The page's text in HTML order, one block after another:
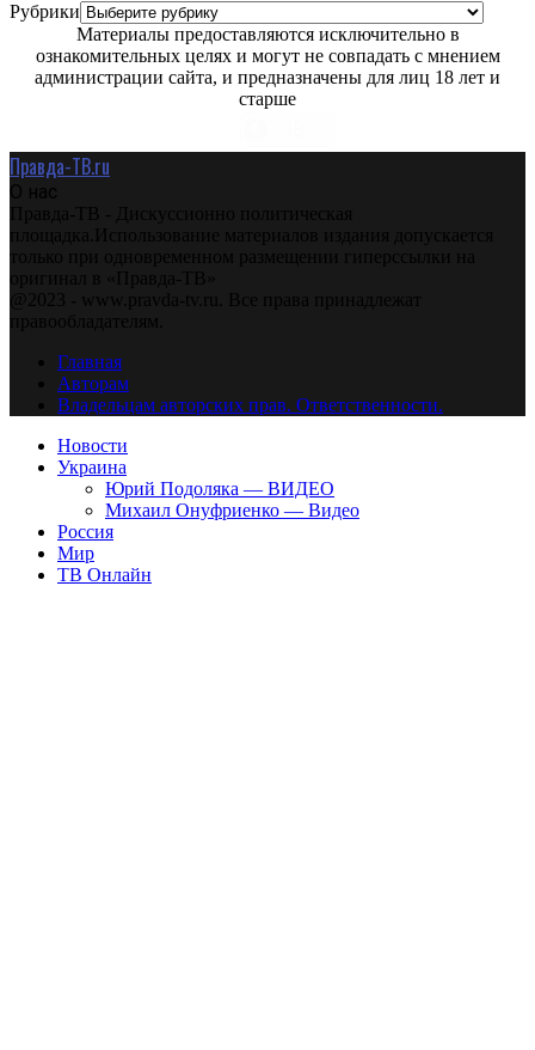
Рубрики
Материалы предоставляются исключительно в
ознакомительных целях и могут не совпадать с мнением
администрации сайта, и предназначены для лиц 18 лет и
старше
Правда-ТВ.ru
О нас
Правда-ТВ - Дискуссионно политическая
площадка.Использование материалов издания допускается
только при одновременном размещении гиперссылки на
оригинал в «Правда-ТВ»
@2023 - www.pravda-tv.ru. Все права принадлежат
правообладателям.
Главная
Авторам
Владельцам авторских прав. Ответственности.
Новости
Украина
Юрий Подоляка — ВИДЕО
Михаил Онуфриенко — Видео
Россия
Мир
ТВ Онлайн